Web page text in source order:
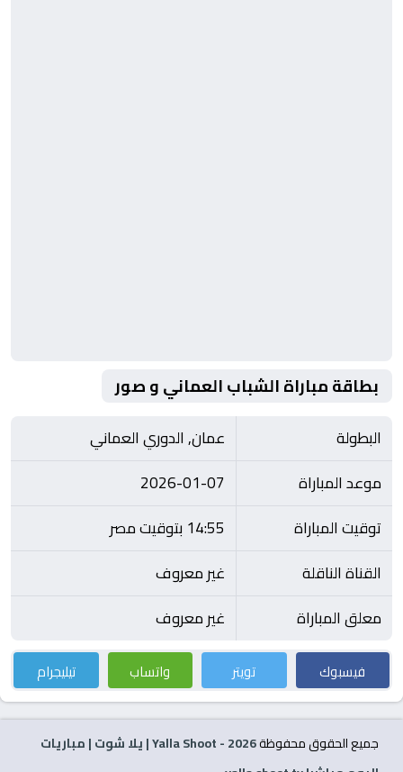
بطاقة مباراة الشباب العماني و صور
البطولة
عمان, الدوري العماني
موعد المباراة
2026-01-07
توقيت المباراة
14:55 بتوقيت مصر
القناة الناقلة
غير معروف
معلق المباراة
غير معروف
فيسبوك تويتر واتساب تيليجرام
جميع الحقوق محفوظة2026
- Yalla Shoot | يلا شوت | مباريات